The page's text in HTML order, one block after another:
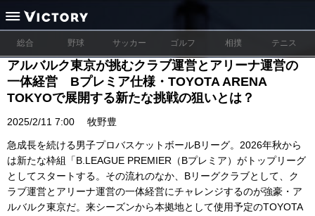
総合 野球 サッカー ゴルフ 相撲 テニス
アルバルク東京が挑むクラブ運営とアリーナ運営の
一体経営 Bプレミア仕様・TOYOTA ARENA
TOKYOで展開する新たな挑戦の狙いとは？
2025/2/11 7:00 牧野豊
急成長を続ける男子プロバスケットボールBリーグ。2026年秋から
は新たな枠組「B.LEAGUE PREMIER（Bプレミア）がトップリーグ
としてスタートする。その流れのなか、Bリーグクラブとして、ク
ラブ運営とアリーナ運営の一体経営にチャレンジするのが強豪・ア
ルバルク東京だ。来シーズンから本拠地として使用予定のTOYOTA